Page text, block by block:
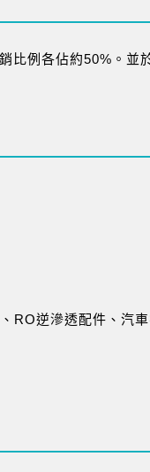
比例各佔約50%。並
RO逆滲透配件、汽車